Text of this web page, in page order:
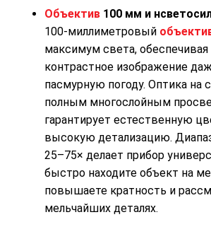
Объектив 100 мм и
100-миллиметровый
максимум света, обеспечивая
контрастное изображение
пасмурную погоду. Оптика на
полным многослойным
гарантирует естественную
высокую детализацию.
25–75× делает прибор
быстро находите объект на
повышаете кратность и
мельчайших деталях.